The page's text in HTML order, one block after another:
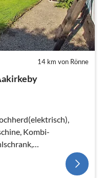
14 km von Rönne
Kombi-